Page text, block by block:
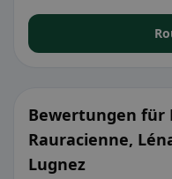
Bewertungen für
Rauracienne,
Lugnez